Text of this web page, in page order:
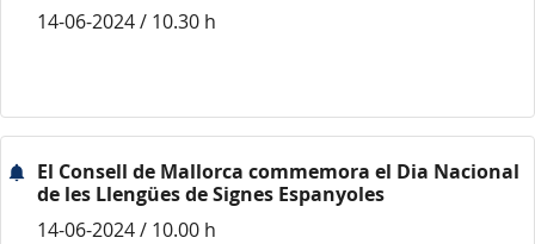
14-06-2024 / 10.30 h
El Consell de Mallorca commemora el Dia Nacional
de les Llengües de Signes Espanyoles
14-06-2024 / 10.00 h